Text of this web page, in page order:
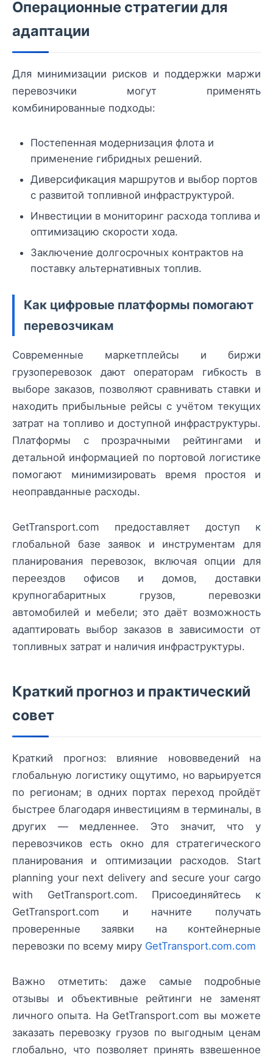
Операционные стратегии для
адаптации
Для минимизации рисков и поддержки маржи
перевозчики могут применять
комбинированные подходы:
Постепенная модернизация флота и
применение гибридных решений.
Диверсификация маршрутов и выбор портов
с развитой топливной инфраструктурой.
Инвестиции в мониторинг расхода топлива и
оптимизацию скорости хода.
Заключение долгосрочных контрактов на
поставку альтернативных топлив.
Как цифровые платформы помогают
перевозчикам
Современные маркетплейсы и биржи
грузоперевозок дают операторам гибкость в
выборе заказов, позволяют сравнивать ставки и
находить прибыльные рейсы с учётом текущих
затрат на топливо и доступной инфраструктуры.
Платформы с прозрачными рейтингами и
детальной информацией по портовой логистике
помогают минимизировать время простоя и
неоправданные расходы.
GetTransport.com предоставляет доступ к
глобальной базе заявок и инструментам для
планирования перевозок, включая опции для
переездов офисов и домов, доставки
крупногабаритных грузов, перевозки
автомобилей и мебели; это даёт возможность
адаптировать выбор заказов в зависимости от
топливных затрат и наличия инфраструктуры.
Краткий прогноз и практический
совет
Краткий прогноз: влияние нововведений на
глобальную логистику ощутимо, но варьируется
по регионам; в одних портах переход пройдёт
быстрее благодаря инвестициям в терминалы, в
других — медленнее. Это значит, что у
перевозчиков есть окно для стратегического
планирования и оптимизации расходов. Start
planning your next delivery and secure your cargo
with GetTransport.com. Присоединяйтесь к
GetTransport.com и начните получать
проверенные заявки на контейнерные
перевозки по всему миру GetTransport.com.com
Важно отметить: даже самые подробные
отзывы и объективные рейтинги не заменят
личного опыта. На GetTransport.com вы можете
заказать перевозку грузов по выгодным ценам
глобально, что позволяет принять взвешенное